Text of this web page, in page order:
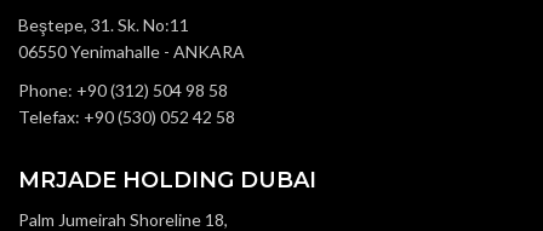
Beştepe, 31. Sk. No:11
06550 Yenimahalle - ANKARA
Phone: +90 (312) 504 98 58
Telefax: +90 (530) 052 42 58
MRJADE HOLDING DUBAI
Palm Jumeirah Shoreline 18,